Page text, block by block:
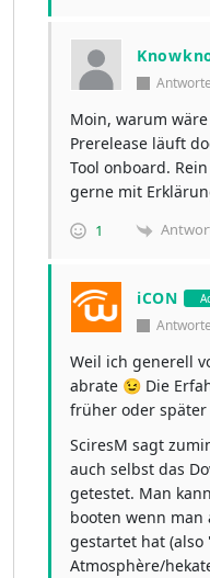
Moin, warum
Prerelease läuft
Tool onboard.
gerne mit
1
iCON
Weil ich generell
abrate 😉 Die
früher oder später
SciresM sagt
auch selbst das
getestet. Man
booten wenn man
gestartet hat (also
Atmosphère/